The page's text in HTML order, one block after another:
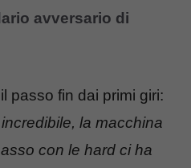
avversario di
passo fin dai primi giri:
la macchina
con le hard ci ha